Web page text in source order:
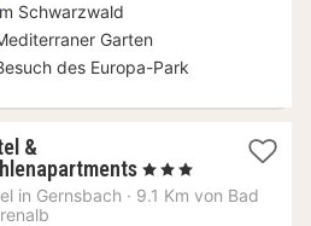
€
Schwarzwald
Garten
des Europa-Park
&
1
Nacht
, 3 Sterne
in Gernsbach · 9.1 Km von Bad